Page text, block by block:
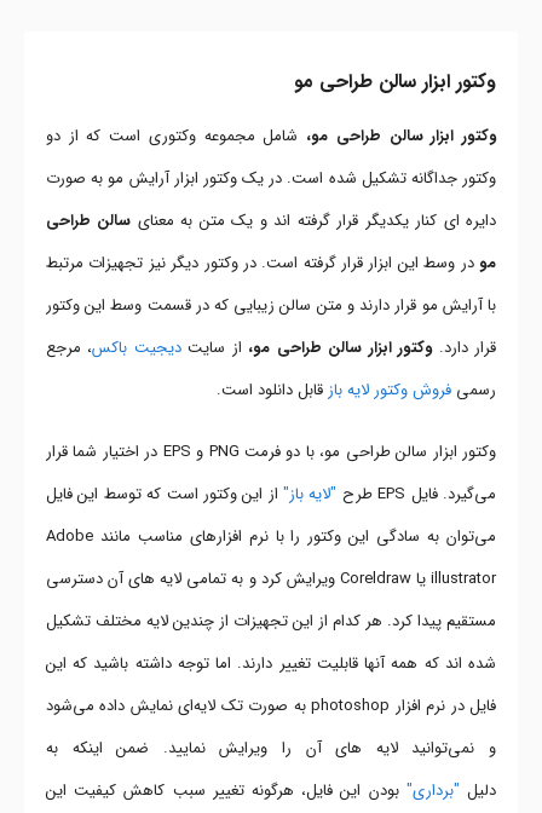
وکتور ابزار سالن طراحی مو
وکتور ابزار سالن طراحی مو، شامل مجموعه وکتوری است که از دو
وکتور جداگانه تشکیل شده است. در یک وکتور ابزار آرایش مو به صورت
دایره ای کنار یکدیگر قرار گرفته اند و یک متن به معنای سالن طراحی
مودر وسط این ابزار قرار گرفته است. در وکتور دیگر نیز تجهیزات مرتبط
با آرایش مو قرار دارند و متن سالن زیبایی که در قسمت وسط این وکتور
قرار دارد.وکتور ابزار سالن طراحی مو، از سایتدیجیت باکس، مرجع
رسمی فروش وکتور لایه بازقابل دانلود است.
وکتور ابزار سالن طراحی مو، با دو فرمت PNG و EPS در اختیار شما قرار
می‌گیرد. فایل EPS طرح
"لایه باز"از این وکتور است که توسط این فایل
می‌توان به سادگی این وکتور را با نرم افزارهای مناسب مانند Adobe
illustrator
یا Coreldraw ویرایش کرد و به تمامی لایه های آن دسترسی
مستقیم پیدا کرد. هر کدام از این تجهیزات از چندین لایه مختلف تشکیل
شده اند که همه آنها قابلیت تغییر دارند. اما توجه داشته باشید که این
فایل در نرم افزار photoshop به صورت تک لایه‌ای نمایش داده می‌شود
و نمی‌توانید لایه های آن را ویرایش نمایید. ضمن اینکه به
دلیل "برداری" بودن این فایل، هرگونه تغییر سبب کاهش کیفیت این